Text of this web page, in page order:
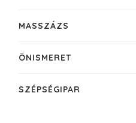
MASSZÁZS
ÖNISMERET
SZÉPSÉGIPAR